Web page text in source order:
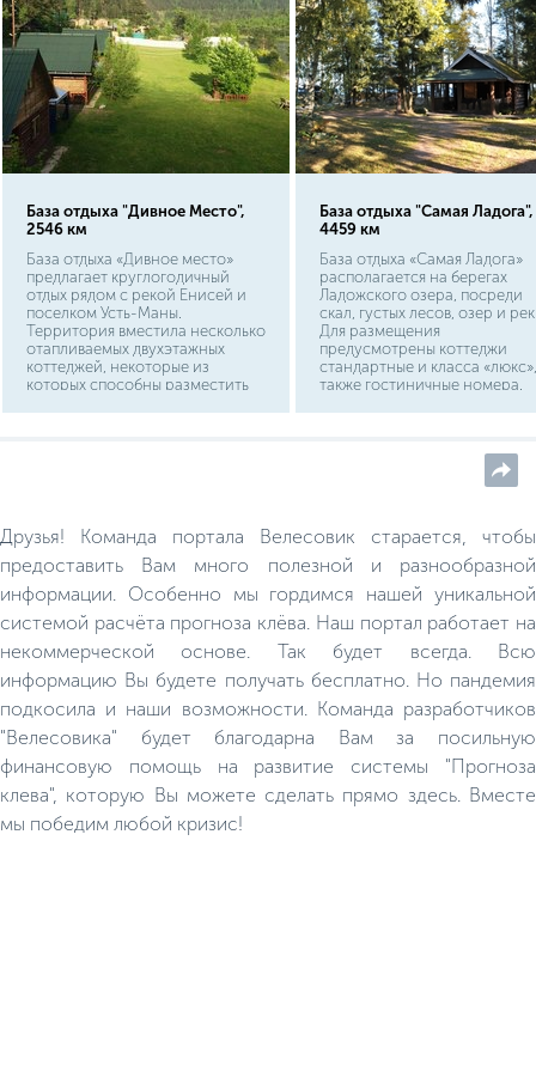
База отдыха "Дивное Место",
2546 км
База отдыха «Дивное место»
предлагает круглогодичный
отдых рядом с рекой Енисей и
поселком Усть-Маны.
Территория вместила несколько
отапливаемых двухэтажных
коттеджей, некоторые из
которых способны разместить
База отдыха "Самая Ладога",
4459 км
База отдыха «Самая Ладога»
располагается на берегах
Ладожского озера, посреди
скал, густых лесов, озер и
Для размещения
предусмотрены коттеджи
стандартные и класса
также гостиничные номера.
Друзья! Команда портала Велесовик старается, чтобы
предоставить Вам много полезной и разнообразной
информации. Особенно мы гордимся нашей уникальной
системой расчёта прогноза клёва. Наш портал работает на
некоммерческой основе. Так будет всегда. Всю
информацию Вы будете получать бесплатно. Но пандемия
подкосила и наши возможности. Команда разработчиков
"Велесовика" будет благодарна Вам за посильную
финансовую помощь на развитие системы "Прогноза
клева", которую Вы можете сделать прямо здесь. Вместе
мы победим любой кризис!